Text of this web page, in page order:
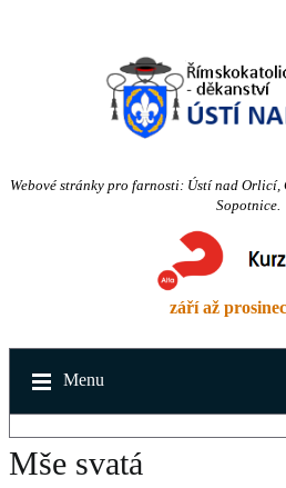
Webové stránky pro farnosti: Ústí nad Orlicí,
Sopotnice.
září až
Menu
Mše svatá